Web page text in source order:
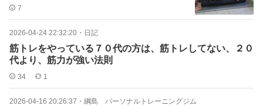
7
2026-04-24 22:32:20 ・ 日記
筋トレをやっている７０代の方は、筋トレしてない、２０
代より、筋力が強い法則
34 1
2026-04-16 20:26:37 ・ 綱島 パーソナルトレーニングジム